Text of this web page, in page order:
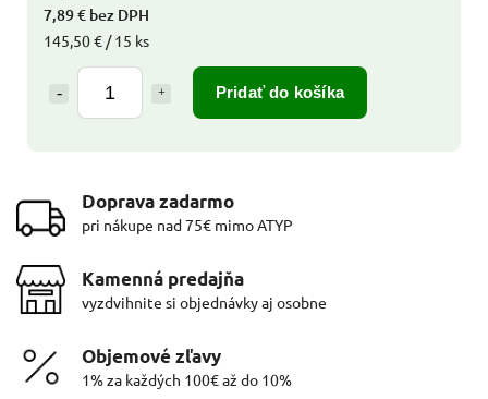
7,89 € bez DPH
145,50 € / 15 ks
Pridať do košíka
Doprava zadarmo
pri nákupe nad 75€ mimo ATYP
Kamenná predajňa
vyzdvihnite si objednávky aj osobne
Objemové zľavy
1% za každých 100€ až do 10%